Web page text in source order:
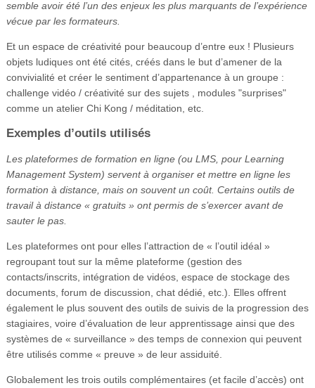
semble avoir été l’un des enjeux les plus marquants de l’expérience
vécue par les formateurs.
Et un espace de créativité pour beaucoup d’entre eux ! Plusieurs
objets ludiques ont été cités, créés dans le but d’amener de la
convivialité et créer le sentiment d’appartenance à un groupe :
challenge vidéo / créativité sur des sujets , modules "surprises"
comme un atelier Chi Kong / méditation, etc.
Exemples d’outils utilisés
Les plateformes de formation en ligne (ou LMS, pour Learning
Management System) servent à organiser et mettre en ligne les
formation à distance, mais on souvent un coût. Certains outils de
travail à distance « gratuits » ont permis de s’exercer avant de
sauter le pas.
Les plateformes ont pour elles l’attraction de « l’outil idéal »
regroupant tout sur la même plateforme (gestion des
contacts/inscrits, intégration de vidéos, espace de stockage des
documents, forum de discussion, chat dédié, etc.). Elles offrent
également le plus souvent des outils de suivis de la progression des
stagiaires, voire d’évaluation de leur apprentissage ainsi que des
systèmes de « surveillance » des temps de connexion qui peuvent
être utilisés comme « preuve » de leur assiduité.
Globalement les trois outils complémentaires (et facile d’accès) ont